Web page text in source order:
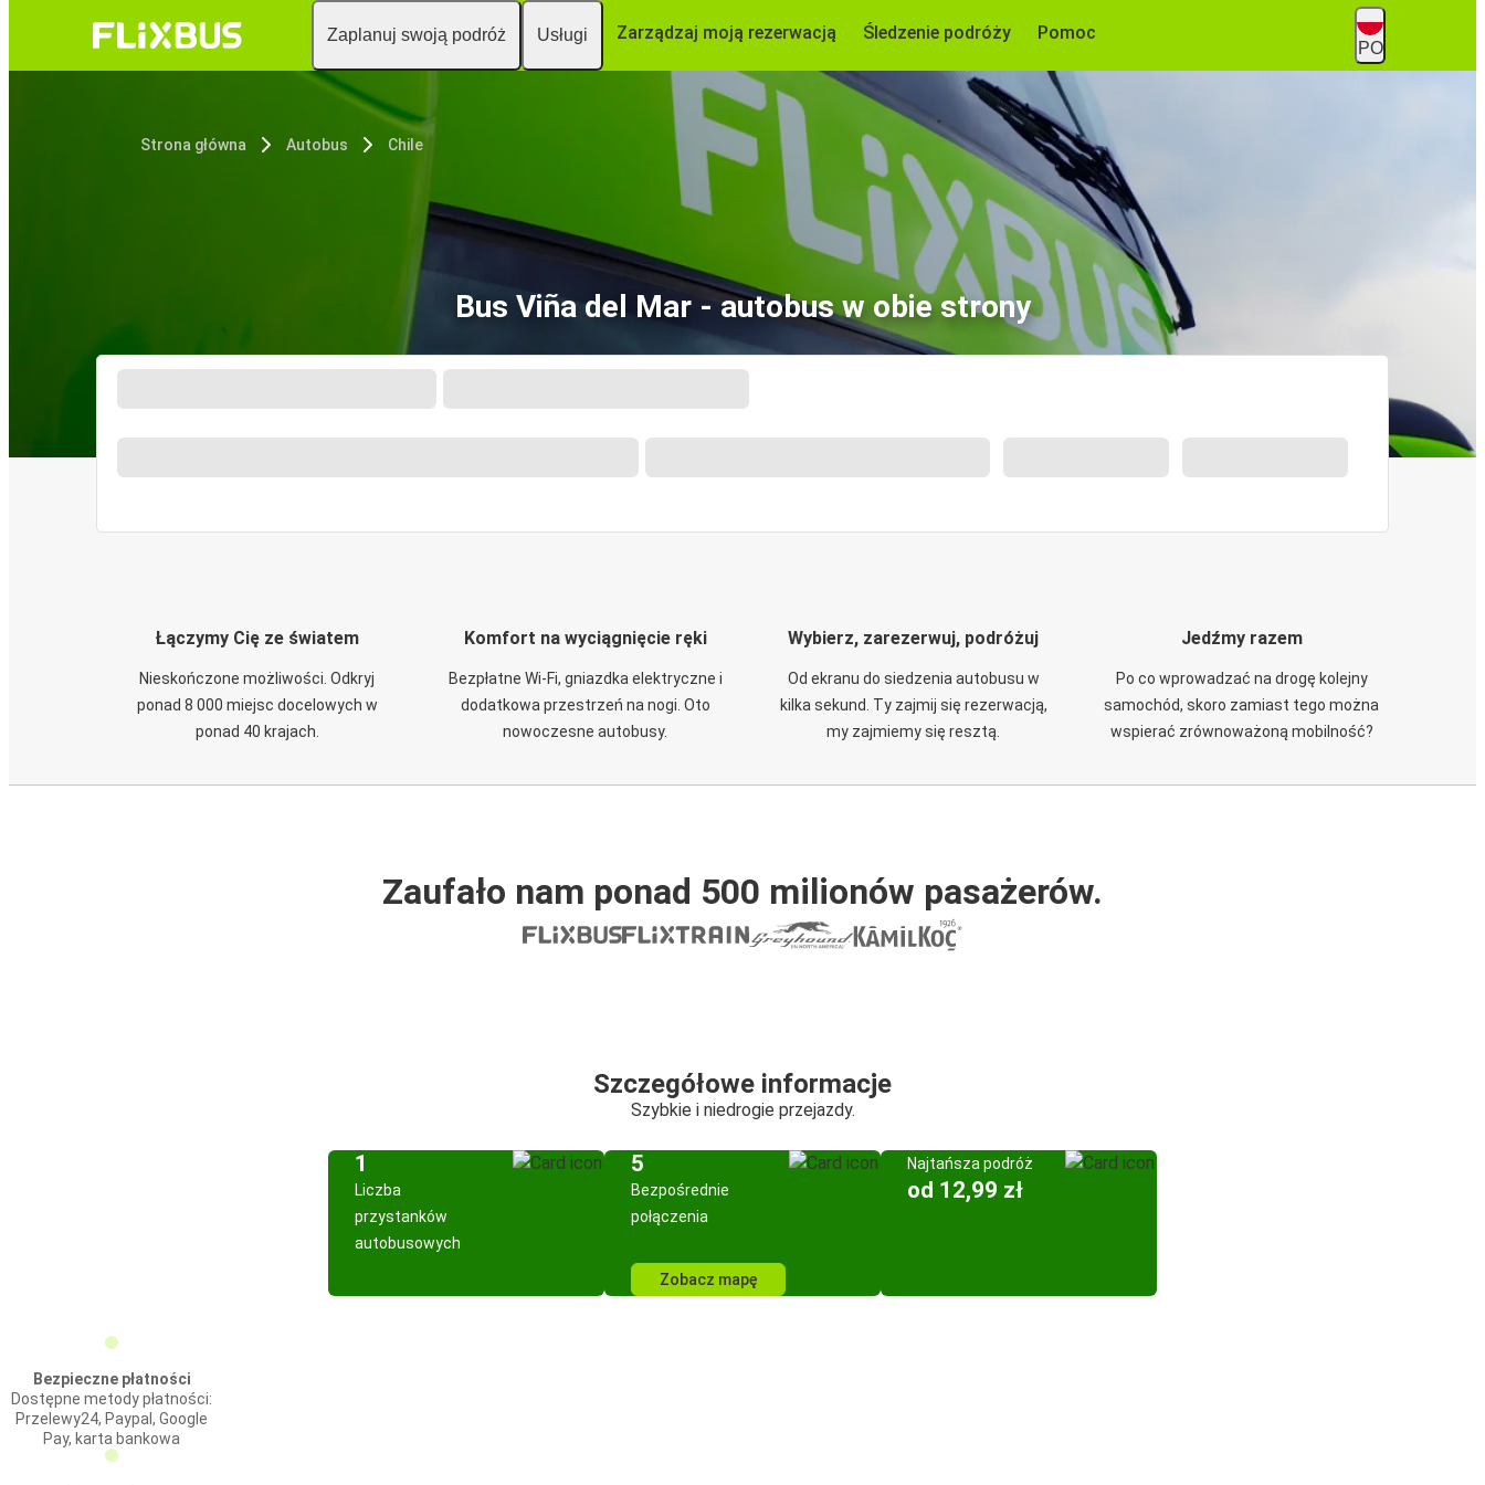
Zaplanuj swoją podróż Usługi Zarządzaj moją rezerwacją Śledzenie podróży Pomoc
PO
Strona główna Autobus Chile
Bus Viña del Mar - autobus w obie strony
Łączymy Cię ze światem
Nieskończone możliwości. Odkryj
ponad 8 000 miejsc docelowych w
ponad 40 krajach.
Komfort na wyciągnięcie ręki
Bezpłatne Wi-Fi, gniazdka elektryczne i
dodatkowa przestrzeń na nogi. Oto
nowoczesne autobusy.
Wybierz, zarezerwuj, podróżuj
Od ekranu do siedzenia autobusu w
kilka sekund. Ty zajmij się rezerwacją,
my zajmiemy się resztą.
Jedźmy razem
Po co wprowadzać na drogę kolejny
samochód, skoro zamiast tego można
wspierać zrównoważoną mobilność?
Zaufało nam ponad 500 milionów pasażerów.
Szczegółowe informacje
Szybkie i niedrogie przejazdy.
1
Liczba
przystanków
autobusowych
5
Bezpośrednie
połączenia
Zobacz mapę
Najtańsza podróż
od 12,99 zł
Bezpieczne płatności
Dostępne metody płatności:
Przelewy24, Paypal, Google
Pay, karta bankowa